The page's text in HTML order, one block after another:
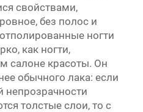
свойствами,
без полос и
ногти
как ногти,
салоне красоты. Он
обычного лака: если
непрозрачности
толстые слои, то с